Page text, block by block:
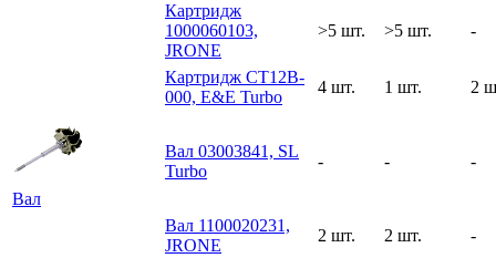
Картридж
1000060103,
JRONE
>5 шт. >5 шт. -
Картридж CT12B-
000, E&E Turbo
4 шт. 1 шт. 2
Вал
Вал 03003841, SL
Turbo
- - -
Вал 1100020231,
JRONE
2 шт. 2 шт. -